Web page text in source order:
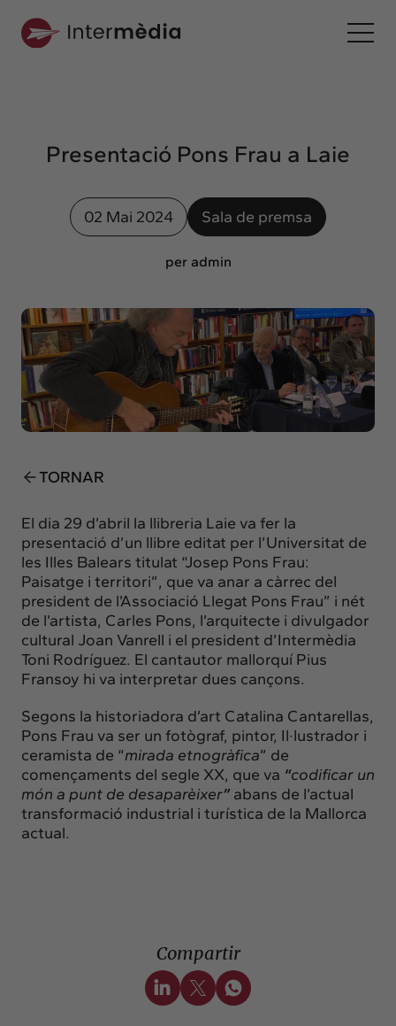
Els nostres serveis
Interacció
Confidencial
Interrelació
Clients
Insights
Actualitat
Contacte
info@intermedia.cat +34 934 157 662
Presentació Pons Frau a Laie
02 Mai 2024 Sala de premsa
per admin
TORNAR
El dia 29 d’abril la llibreria Laie va fer la
presentació d’un llibre editat per l’Universitat de
les Illes Balears titulat “Josep Pons Frau:
Paisatge i territori”, que va anar a càrrec del
president de l’Associació Llegat Pons Frau” i nét
de l’artista, Carles Pons, l’arquitecte i divulgador
cultural Joan Vanrell i el president d’Intermèdia
Toni Rodríguez. El cantautor mallorquí Pius
Fransoy hi va interpretar dues cançons.
Segons la historiadora d’art Catalina Cantarellas,
Pons Frau va ser un fotògraf, pintor, Il·lustrador i
ceramista de “mirada etnogràfica” de
començaments del segle XX, que va “codificar un
món a punt de desaparèixer” abans de l’actual
transformació industrial i turística de la Mallorca
actual.
Compartir